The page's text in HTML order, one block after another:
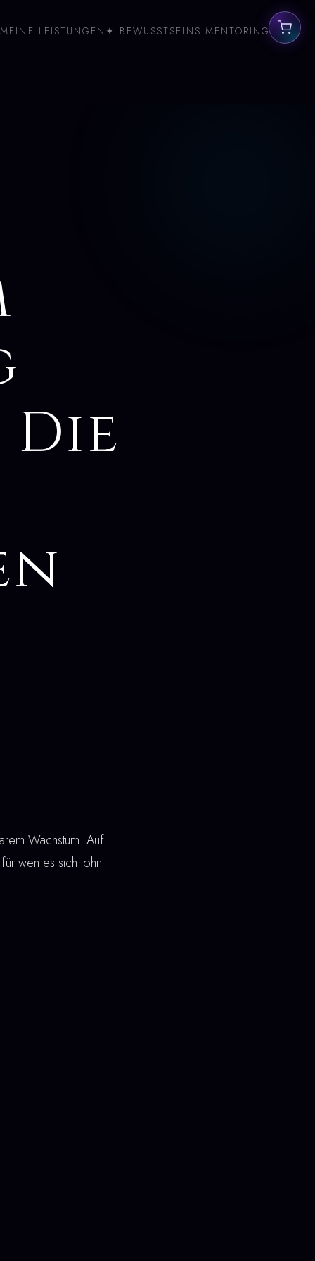
LEISTUNGEN ✦ BEWUSSTSEINS MENTORING
Wachstum. Auf
wen es sich lohnt